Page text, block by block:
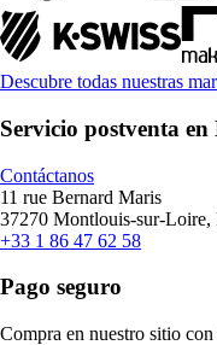
Descubre todas nuestras
Servicio postventa
Contáctanos
11 rue Bernard Maris
37270 Montlouis-sur-Loire,
+33 1 86 47 62 58
Pago seguro
Compra en nuestro sitio